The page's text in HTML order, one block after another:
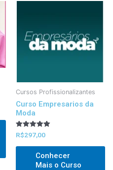
Cursos Profissionalizantes
Curso Empresarios da
Moda
Avaliado
5.00
out of 5
R$297,00
Conhecer
Mais o Curso